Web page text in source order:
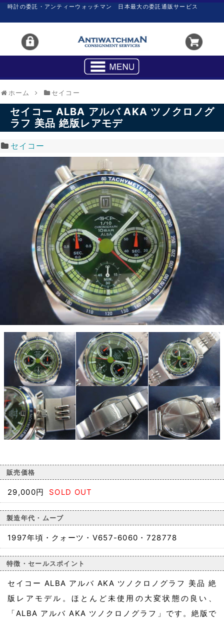
時計の委託・アンティーウォッチマン 日本最大の委託通販サービス
ホーム セイコー
セイコー ALBA アルバ AKA ツノクロノグ
ラフ 美品 絶版レアモデ
セイコー
販売価格
29,000円 SOLD OUT
製造年代・ムーブ
1997年頃・クォーツ・V657-6060・728778
特徴・セールスポイント
セイコー ALBA アルバ AKA ツノクロノグラフ 美品 絶
版レアモデル。ほとんど未使用の大変状態の良い、
「ALBA アルバ AKA ツノクロノグラフ」です。絶版で